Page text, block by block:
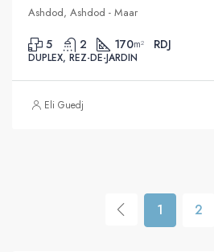
Ashdod, Ashdod - Maar
5 2 170m² RDJ
DUPLEX, REZ-DE-JARDIN
Eli Guedj
1 2